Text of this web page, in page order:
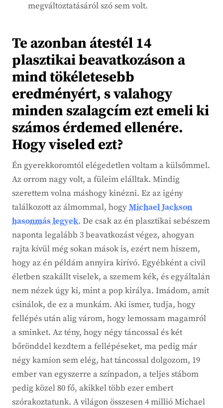
megváltoztatásáról szó sem volt.
Te azonban átestél 14
plasztikai beavatkozáson a
mind tökéletesebb
eredményért, s valahogy
minden szalagcím ezt emeli ki
számos érdemed ellenére.
Hogy viseled ezt?
Én gyerekkoromtól elégedetlen voltam a külsőmmel.
Az orrom nagy volt, a füleim elálltak. Mindig
szerettem volna máshogy kinézni. Ez az igény
találkozott az álmommal, hogyMichael Jackson
hasonmás legyek. De csak az én plasztikai sebészem
naponta legalább 3 beavatkozást végez, ahogyan
rajta kívül még sokan mások is, ezért nem hiszem,
hogy az én példám annyira kirívó. Egyébként a civil
életben szakállt viselek, a szemem kék, és egyáltalán
nem nézek úgy ki, mint a pop királya. Imádom, amit
csinálok, de ez a munkám. Aki ismer, tudja, hogy
fellépés után alig várom, hogy lemossam magamról
a sminket. Az tény, hogy négy táncossal és két
bőrönddel kezdtem a fellépéseket, ma pedig már
négy kamion sem elég, hat táncossal dolgozom, 19
ember van egyszerre a színpadon, a teljes stábom
pedig közel 80 fő, akikkel több ezer embert
szórakoztatunk. A világon összesen 4 millió Michael